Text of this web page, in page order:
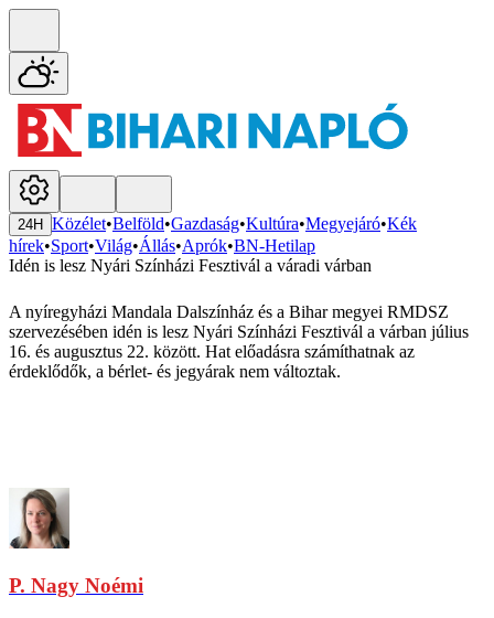
24H Közélet•Belföld•Gazdaság•Kultúra•Megyejáró•Kék
hírek•Sport•Világ•Állás•Aprók•BN-Hetilap
Idén is lesz Nyári Színházi Fesztivál a váradi várban
A nyíregyházi Mandala Dalszínház és a Bihar megyei RMDSZ
szervezésében idén is lesz Nyári Színházi Fesztivál a várban július
16. és augusztus 22. között. Hat előadásra számíthatnak az
érdeklődők, a bérlet- és jegyárak nem változtak.
P. Nagy Noémi